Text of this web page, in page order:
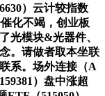
）云计较指数
化不竭，创业板
光模块&光器件、
。请做者取本坐联
系。场外连接（A
）盘中涨超